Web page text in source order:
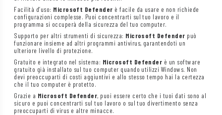
Facilità d’uso: Microsoft Defender è facile da usare e non richiede
configurazioni complesse. Puoi concentrarti sul tuo lavoro e il
programma si occuperà della sicurezza del tuo computer.
Supporto per altri strumenti di sicurezza: Microsoft Defender può
funzionare insieme ad altri programmi antivirus, garantendoti un
ulteriore livello di protezione.
Gratuito e integrato nel sistema: Microsoft Defender è un software
gratuito già installato sul tuo computer quando utilizzi Windows. Non
devi preoccuparti di costi aggiuntivi e allo stesso tempo hai la certezza
che il tuo computer è protetto.
Grazie a Microsoft Defender, puoi essere certo che i tuoi dati sono al
sicuro e puoi concentrarti sul tuo lavoro o sul tuo divertimento senza
preoccuparti di virus e altre minacce.